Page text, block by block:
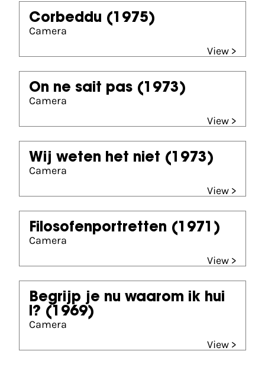
Corbeddu (1975)
Camera
View >
On ne sait pas (1973)
Camera
View >
Wij weten het niet (1973)
Camera
View >
Filosofenportretten (1971)
Camera
View >
Begrijp je nu waarom ik hui
l? (1969)
Camera
View >